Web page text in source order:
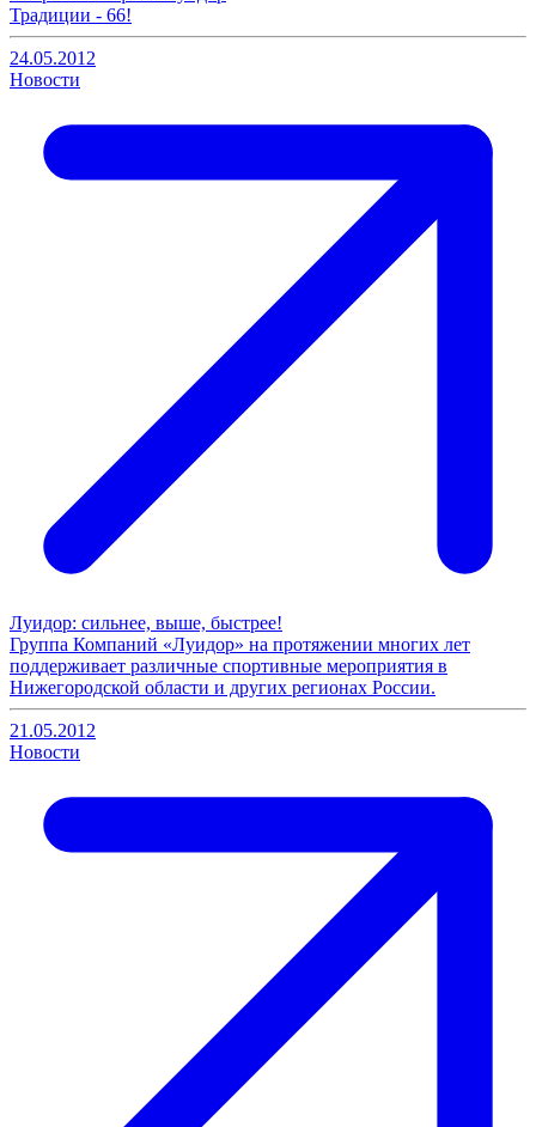
Традиции - 66!
24.05.2012
Новости
Луидор: сильнее, выше, быстрее!
Группа Компаний «Луидор» на протяжении многих лет
поддерживает различные спортивные мероприятия в
Нижегородской области и других регионах России.
21.05.2012
Новости